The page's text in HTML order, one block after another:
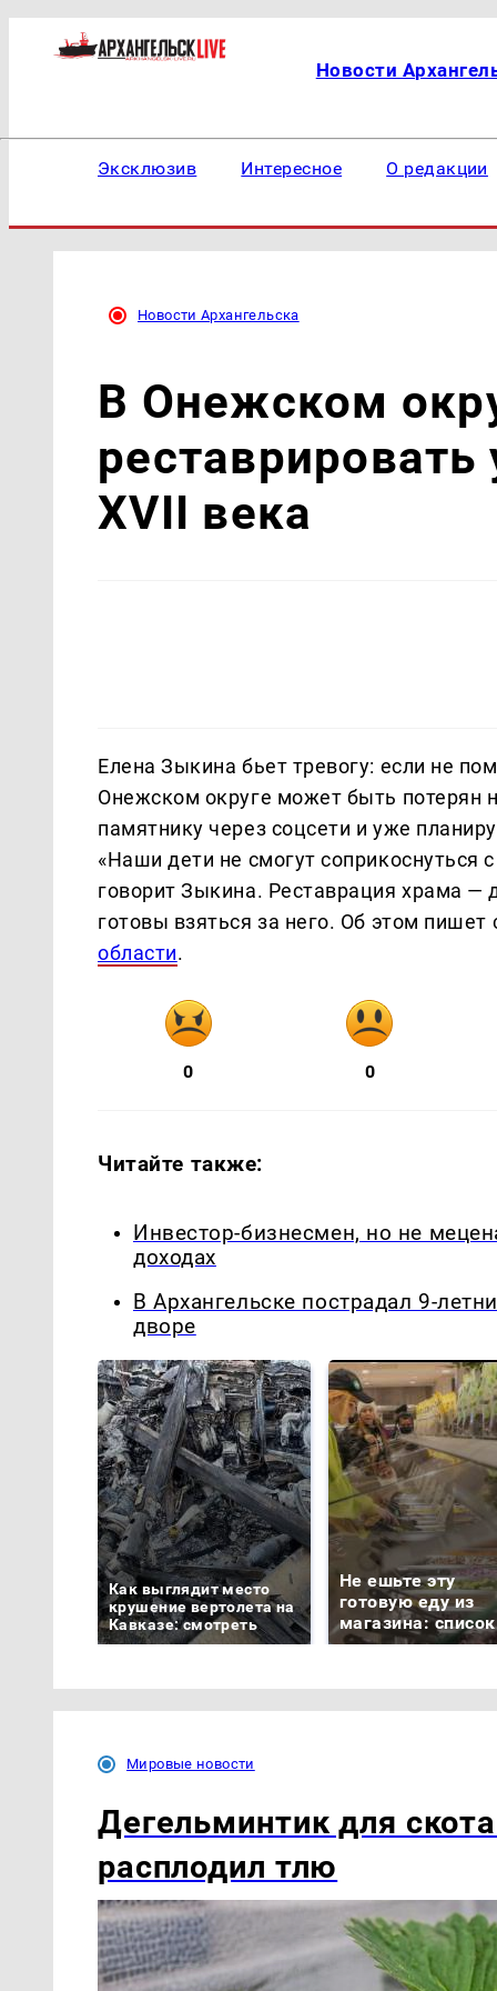
Новости
Эксклюзив Интересное О редакции
Новости Архангельска
В Онежском
XVII века
Елена Зыкина бьет тревогу: если не
Онежском округе может быть потерян
памятнику через соцсети и уже
«Наши дети не смогут
говорит Зыкина. Реставрация храма
готовы взяться за него. Об этом пишет
области.
0 0
Читайте также:
Инвестор-бизнесмен, но не
доходах
В Архангельске пострадал 9-
дворе
Как выглядит место
крушение вертолета на
Кавказе: смотреть
Не ешьте эту
готовую еду из
магазина: список
Мировые новости
Дегельминтик для
расплодил тлю